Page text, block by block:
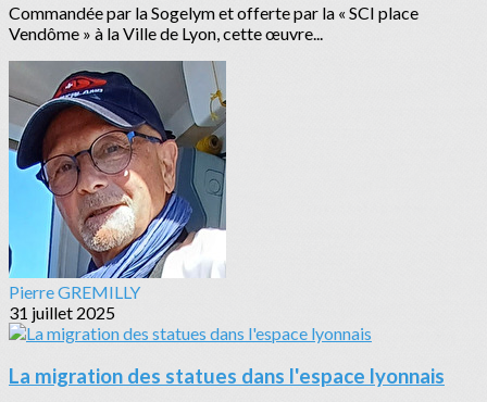
Commandée par la Sogelym et offerte par la « SCI place
Vendôme » à la Ville de Lyon, cette œuvre...
Pierre GREMILLY
31 juillet 2025
La migration des statues dans l'espace lyonnais